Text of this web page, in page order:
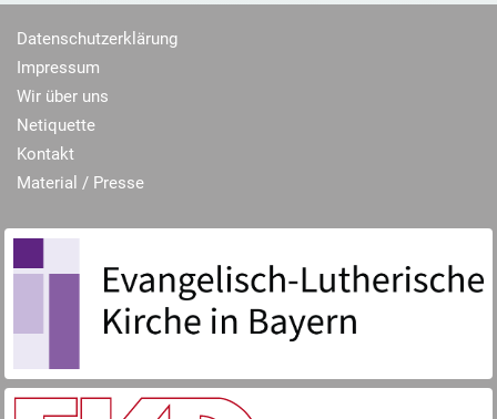
Datenschutzerklärung
Impressum
Wir über uns
Netiquette
Kontakt
Material / Presse